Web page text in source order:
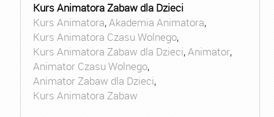
Kurs Animatora Zabaw dla Dzieci
Kurs Animatora,Akademia Animatora,
Kurs Animatora Czasu Wolnego,
Kurs Animatora Zabaw dla Dzieci,Animator,
Animator Czasu Wolnego,
Animator Zabaw dla Dzieci,
Kurs Animatora Zabaw